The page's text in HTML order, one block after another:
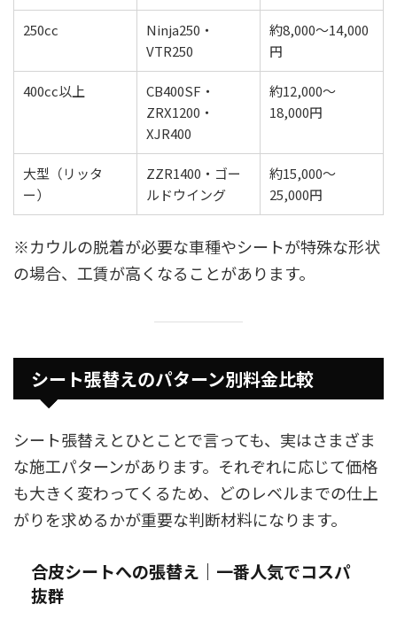
250cc
Ninja250・
VTR250
約8,000〜14,000
円
400cc以上
CB400SF・
ZRX1200・
XJR400
約12,000〜
18,000円
大型（リッタ
ー）
ZZR1400・ゴー
ルドウイング
約15,000〜
25,000円
※カウルの脱着が必要な車種やシートが特殊な形状
の場合、工賃が高くなることがあります。
シート張替えのパターン別料金比較
シート張替えとひとことで言っても、実はさまざま
な施工パターンがあります。それぞれに応じて価格
も大きく変わってくるため、どのレベルまでの仕上
がりを求めるかが重要な判断材料になります。
合皮シートへの張替え｜一番人気でコスパ
抜群